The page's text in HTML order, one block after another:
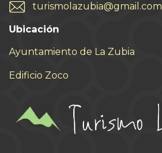
turismolazubia@gmail.com
Ubicación
Ayuntamiento de La Zubia
Edificio Zoco